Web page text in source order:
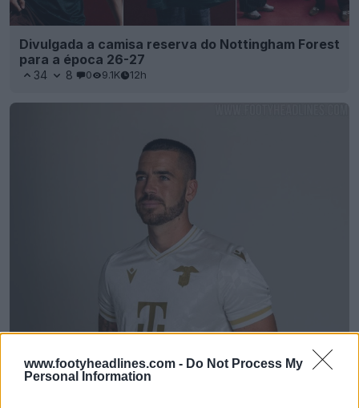
www.footyheadlines.com - Do Not Process My
Personal Information
Divulgada a camisa reserva do Nottingham Forest
para a época 26-27
34 8 0 9.1K 12h